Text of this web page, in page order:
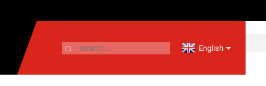
English